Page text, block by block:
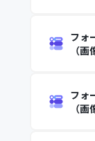
フォ
（画
フォ
（